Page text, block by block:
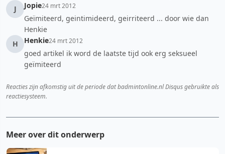
J
Jopie24 mrt 2012
Geïmiteerd, geintimideerd, geirriteerd ... door wie dan
Henkie
H
Henkie24 mrt 2012
goed artikel ik word de laatste tijd ook erg seksueel
geïmiteerd
Reacties zijn afkomstig uit de periode dat badmintonline.nl Disqus gebruikte als
reactiesysteem.
Meer over dit onderwerp